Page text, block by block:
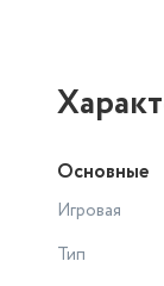
Основные
Игровая
Тип